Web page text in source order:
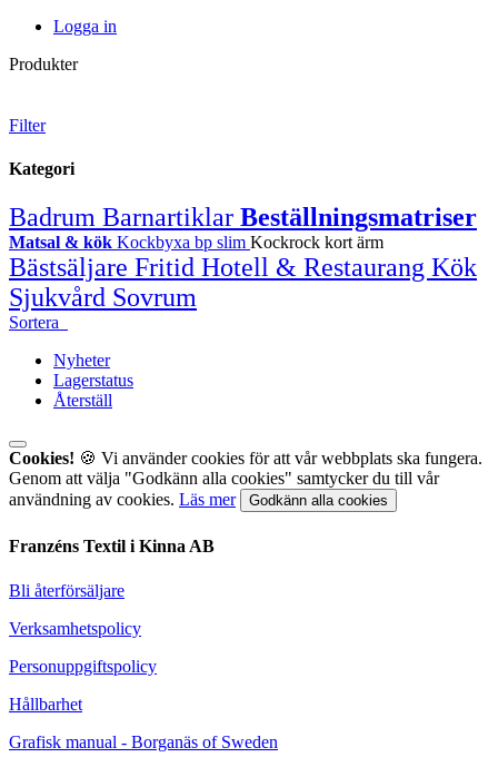
Logga in
Produkter
Filter
Kategori
Badrum Barnartiklar Beställningsmatriser
Matsal & kök Kockbyxa bp slim Kockrock kort ärm
Bästsäljare Fritid Hotell & Restaurang Kök
Sjukvård Sovrum
Sortera
Nyheter
Lagerstatus
Återställ
Cookies! 🍪 Vi använder cookies för att vår webbplats ska fungera.
Genom att välja "Godkänn alla cookies" samtycker du till vår
användning av cookies. Läs mer Godkänn alla cookies
Franzéns Textil i Kinna AB
Bli återförsäljare
Verksamhetspolicy
Personuppgiftspolicy
Hållbarhet
Grafisk manual - Borganäs of Sweden